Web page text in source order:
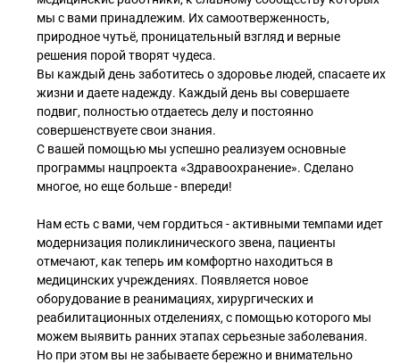
мы с вами принадлежим. Их самоотверженность,
природное чутьё, проницательный взгляд и верные
решения порой творят чудеса.
Вы каждый день заботитесь о здоровье людей, спасаете их
жизни и даете надежду. Каждый день вы совершаете
подвиг, полностью отдаетесь делу и постоянно
совершенствуете свои знания.
С вашей помощью мы успешно реализуем основные
программы нацпроекта «Здравоохранение». Сделано
многое, но еще больше - впереди!
Нам есть с вами, чем гордиться - активными темпами идет
модернизация поликлинического звена, пациенты
отмечают, как теперь им комфортно находиться в
медицинских учреждениях. Появляется новое
оборудование в реанимациях, хирургических и
реабилитационных отделениях, с помощью которого мы
можем выявить ранних этапах серьезные заболевания.
Но при этом вы не забываете бережно и внимательно